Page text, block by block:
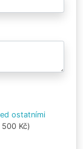
ostatními
Kč)